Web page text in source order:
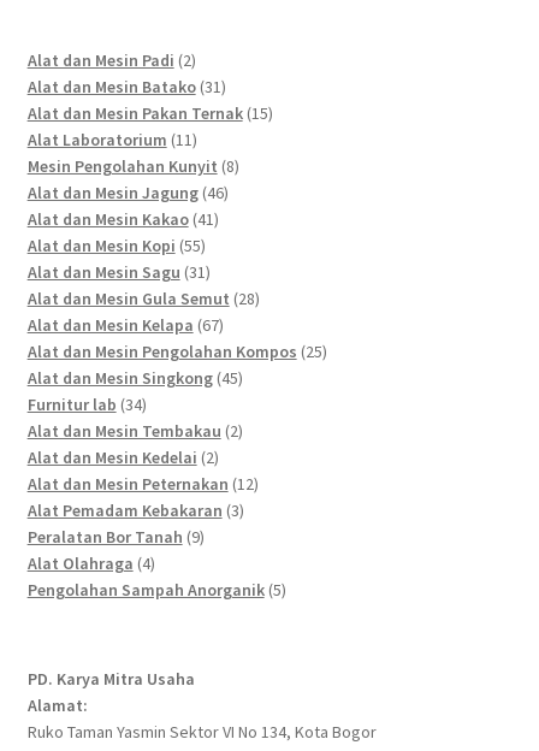
Alat dan Mesin Padi 22
products
Alat dan Mesin Batako 3131
products
Alat dan Mesin Pakan Ternak 1515
Alat Laboratorium 1111
products
Mesin Pengolahan Kunyit 88
Alat dan Mesin Jagung 4646
Alat dan Mesin Kakao 4141
Alat dan Mesin Kopi 5555
products
Alat dan Mesin Sagu 3131
products
Alat dan Mesin Gula Semut 2828
Alat dan Mesin Kelapa 6767
products
Alat dan Mesin Pengolahan Kompos 2525
Alat dan Mesin Singkong 4545
Furnitur lab 3434
products
Alat dan Mesin Tembakau 22
Alat dan Mesin Kedelai 22
products
Alat dan Mesin Peternakan 1212
Alat Pemadam Kebakaran 33
Peralatan Bor Tanah 99
Alat Olahraga 44
products
Pengolahan Sampah Anorganik 55
PD. Karya Mitra Usaha
Alamat:
Ruko Taman Yasmin Sektor VI No 134, Kota Bogor